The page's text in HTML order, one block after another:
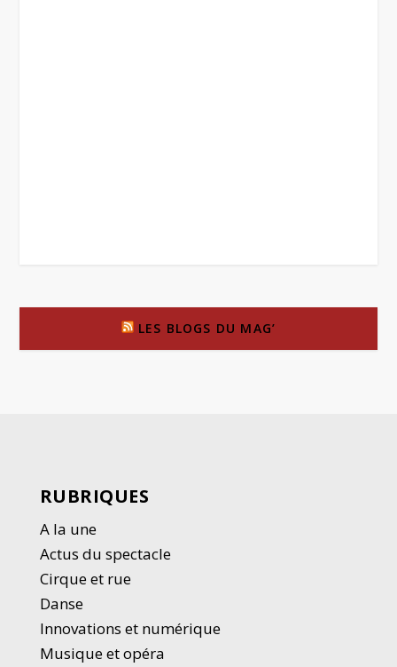
LES BLOGS DU MAG’
RUBRIQUES
A la une
Actus du spectacle
Cirque et rue
Danse
Innovations et numérique
Musique et opéra